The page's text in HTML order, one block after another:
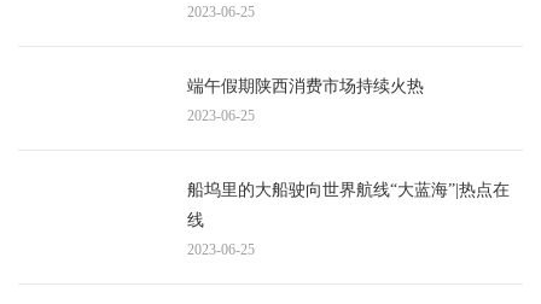
2023-06-25
端午假期陕西消费市场持续火热
2023-06-25
船坞里的大船驶向世界航线“大蓝海”|热点在
线
2023-06-25